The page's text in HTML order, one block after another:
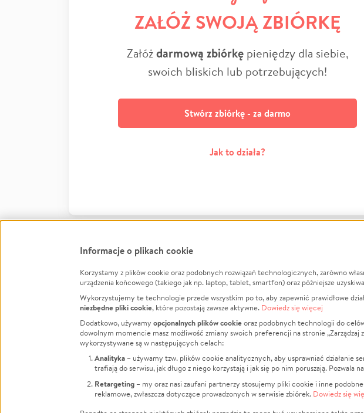
ZAŁÓŻ SWOJĄ ZBIÓRKĘ
Załóżdarmową zbiórkępieniędzy dla siebie,
swoich bliskich lub potrzebujących!
Stwórz zbiórkę - za darmo
Jak to działa?
FacebookTwitter Instagram
LinkedInTikTok Youtube
Informacje
Jak to działa?
Regulamin
Polityka Prywatności
Kontakt
Porównanie serwisów
Polityka plików cookie
Zarządzaj zgodami cookie
Informacje o plikach cookie
Korzystamy z plików cookie oraz podobnych rozwiązań technologicznych, zarówno
urządzenia końcowego (takiego jak np. laptop, tablet, smartfon) oraz późniejsze
Wykorzystujemy te technologie przede wszystkim po to, aby zapewnić prawidłowe
niezbędne pliki cookie, które pozostają zawsze aktywne. Dowiedz się więcej
Dodatkowo, używamy opcjonalnych plików cookieoraz podobnych technologii do
dowolnym momencie masz możliwość zmiany swoich preferencji na stronie
wykorzystywane są w następujących celach:
Analityka – używamy tzw. plików cookie analitycznych, aby usprawniać działanie
trafiają do serwisu, jak długo z niego korzystają i jak się po nim poruszają.
Retargeting – my oraz nasi zaufani partnerzy stosujemy pliki cookie i inne
reklamowe, zwłaszcza dotyczące prowadzonych w serwisie zbiórek. Dowiedz się